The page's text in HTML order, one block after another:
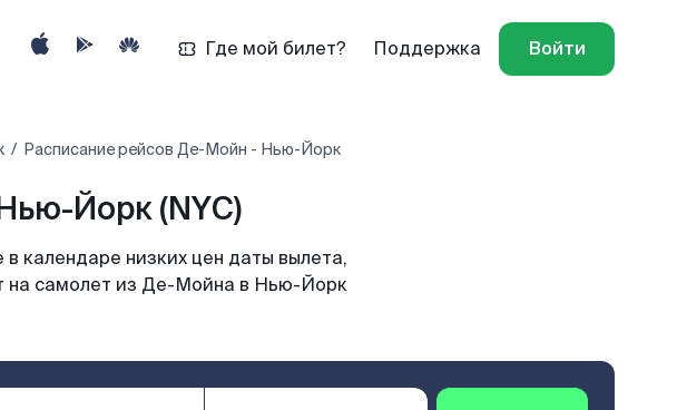
Где мой билет? Поддержка Войти
Расписание рейсов Де-Мойн - Нью-Йорк
Йорк (NYC)
календаре низких цен даты вылета,
на самолет из Де-Мойна в Нью-Йорк